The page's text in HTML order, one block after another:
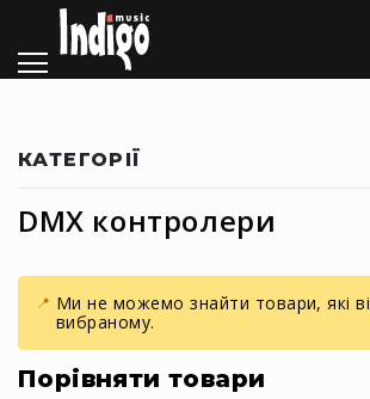
Каталог
Звук
АС
АС
Сабвуфери
Саундбари
Сценічні
DMX контролери
Ми не можемо знайти товари, які
вибраному.
КАТЕГОРІЇ
Порівняти товари